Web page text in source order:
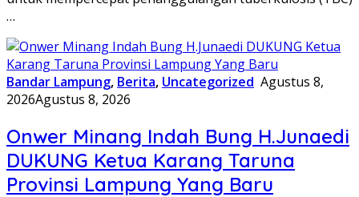
…
Bandar Lampung, Berita, Uncategorized Agustus 8,
2026Agustus 8, 2026
Onwer Minang Indah Bung H.Junaedi
DUKUNG Ketua Karang Taruna
Provinsi Lampung Yang Baru